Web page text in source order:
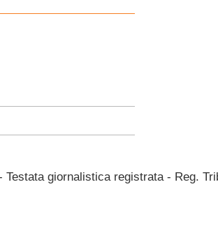
giornalistica registrata - Reg.